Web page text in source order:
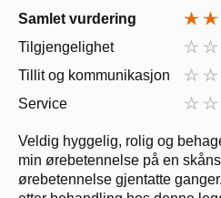
Samlet vurdering
Tilgjengelighet
Tillit og kommunikasjon
Service
Veldig hyggelig, rolig og
min ørebetennelse på en
ørebetennelse gjentatte